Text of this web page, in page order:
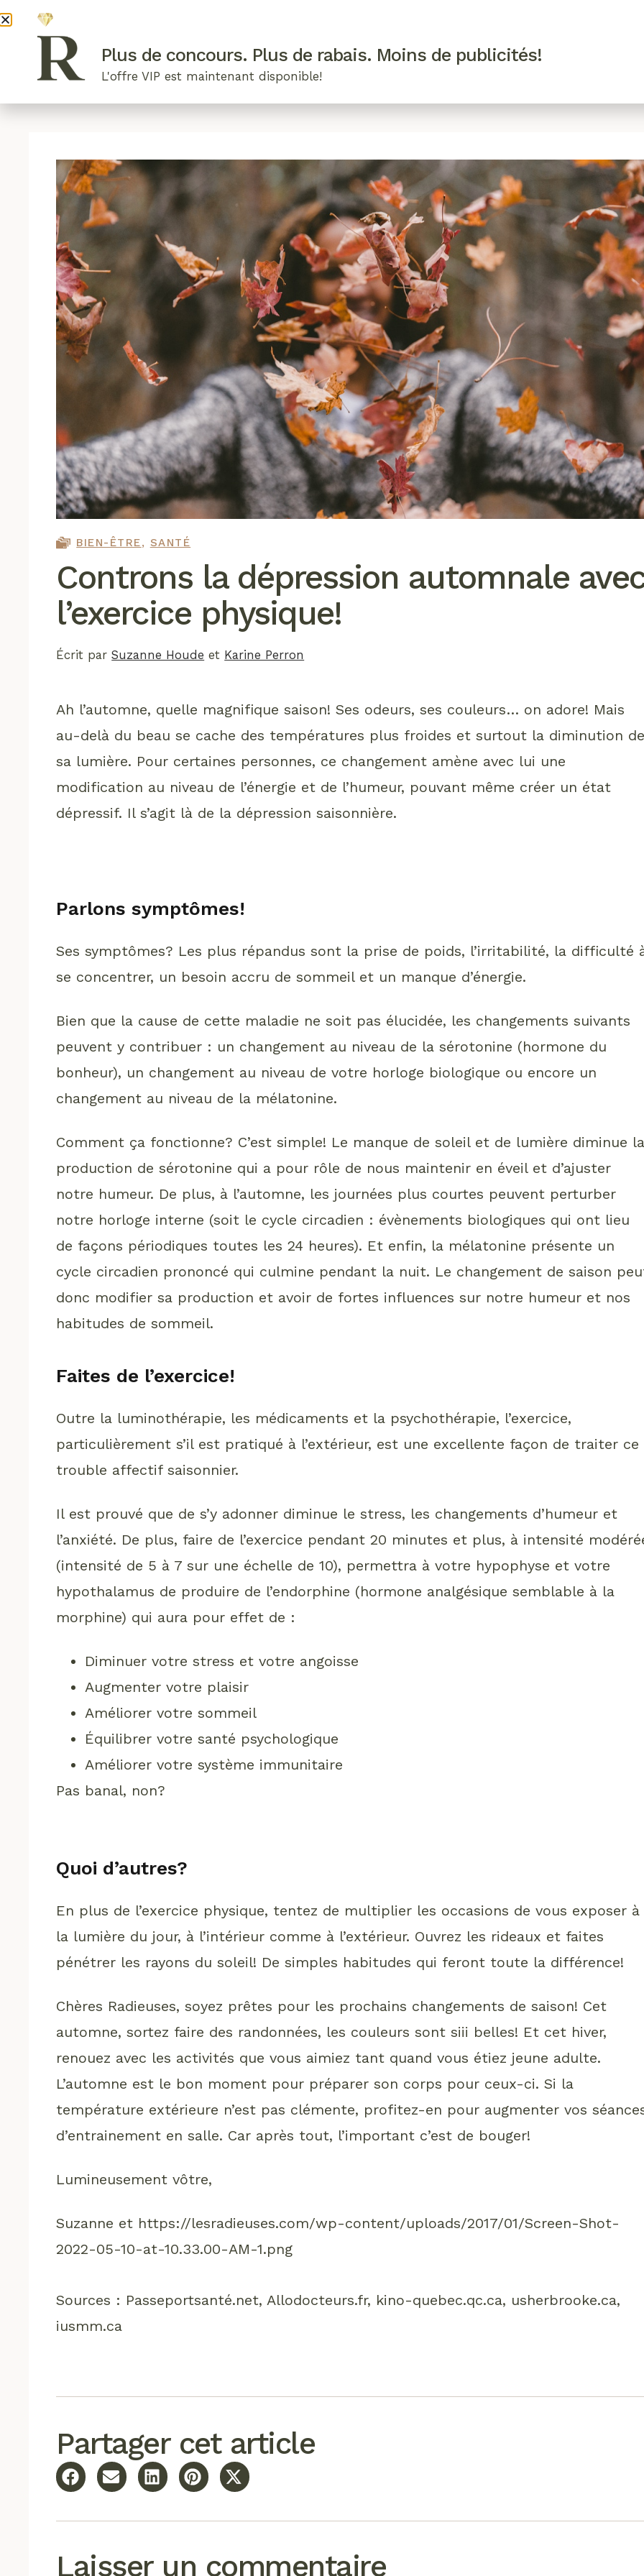
BIEN-ÊTRE, SANTÉ
Controns la dépression automnale
l’exercice physique!
Écrit parSuzanne Houde et Karine Perron
Ah l’automne, quelle magnifique saison! Ses odeurs, ses couleurs… on adore! Mais
au-delà du beau se cache des températures plus froides et surtout la diminution
sa lumière. Pour certaines personnes, ce changement amène avec lui une
modification au niveau de l’énergie et de l’humeur, pouvant même créer un état
dépressif. Il s’agit là de la dépression saisonnière.
Parlons symptômes!
Ses symptômes? Les plus répandus sont la prise de poids, l’irritabilité, la difficulté
se concentrer, un besoin accru de sommeil et un manque d’énergie.
Bien que la cause de cette maladie ne soit pas élucidée, les changements suivants
peuvent y contribuer : un changement au niveau de la sérotonine (hormone du
bonheur), un changement au niveau de votre horloge biologique ou encore un
changement au niveau de la mélatonine.
Comment ça fonctionne? C’est simple! Le manque de soleil et de lumière diminue
production de sérotonine qui a pour rôle de nous maintenir en éveil et d’ajuster
notre humeur. De plus, à l’automne, les journées plus courtes peuvent perturber
notre horloge interne (soit le cycle circadien : évènements biologiques qui ont lieu
de façons périodiques toutes les 24 heures). Et enfin, la mélatonine présente un
cycle circadien prononcé qui culmine pendant la nuit. Le changement de saison
donc modifier sa production et avoir de fortes influences sur notre humeur et nos
habitudes de sommeil.
Faites de l’exercice!
Outre la luminothérapie, les médicaments et la psychothérapie, l’exercice,
particulièrement s’il est pratiqué à l’extérieur, est une excellente façon de traiter ce
trouble affectif saisonnier.
Il est prouvé que de s’y adonner diminue le stress, les changements d’humeur et
l’anxiété. De plus, faire de l’exercice pendant 20 minutes et plus, à intensité
(intensité de 5 à 7 sur une échelle de 10), permettra à votre hypophyse et votre
hypothalamus de produire de l’endorphine (hormone analgésique semblable à la
morphine) qui aura pour effet de :
Diminuer votre stress et votre angoisse
Augmenter votre plaisir
Améliorer votre sommeil
Équilibrer votre santé psychologique
Améliorer votre système immunitaire
Pas banal, non?
Quoi d’autres?
En plus de l’exercice physique, tentez de multiplier les occasions de vous exposer à
la lumière du jour, à l’intérieur comme à l’extérieur. Ouvrez les rideaux et faites
pénétrer les rayons du soleil! De simples habitudes qui feront toute la différence!
Chères Radieuses, soyez prêtes pour les prochains changements de saison! Cet
automne, sortez faire des randonnées, les couleurs sont siii belles! Et cet hiver,
renouez avec les activités que vous aimiez tant quand vous étiez jeune adulte.
L’automne est le bon moment pour préparer son corps pour ceux-ci. Si la
température extérieure n’est pas clémente, profitez-en pour augmenter vos
d’entrainement en salle. Car après tout, l’important c’est de bouger!
Lumineusement vôtre,
Suzanne et https://lesradieuses.com/wp-content/uploads/2017/01/Screen-Shot-
2022-05-10-at-10.33.00-AM-1.png
Sources : Passeportsanté.net, Allodocteurs.fr, kino-quebec.qc.ca, usherbrooke.ca,
iusmm.ca
Partager cet article
Laisser un commentaire
Plus de concours. Plus de rabais. Moins de publicités!
L'offre VIP est maintenant disponible!